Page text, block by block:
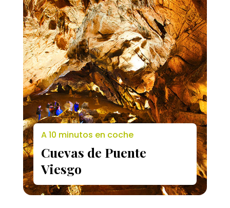
A 10 minutos en coche
Cuevas de Puente
Viesgo